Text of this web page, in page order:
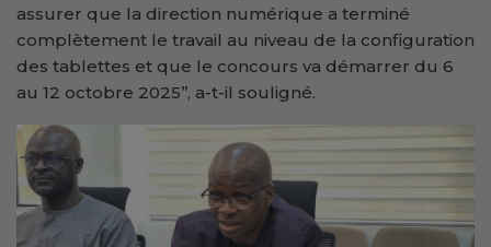
assurer que la direction numérique a terminé
complètement le travail au niveau de la configuration
des tablettes et que le concours va démarrer du 6
au 12 octobre 2025’’, a-t-il souligné.